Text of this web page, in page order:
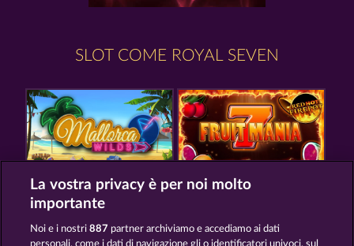
SLOT COME ROYAL SEVEN
MALLORCA WILDS FRUIT MANIA RHFP
La vostra privacy è per noi molto
importante
Noi e i nostri887 partner archiviamo e accediamo ai dati